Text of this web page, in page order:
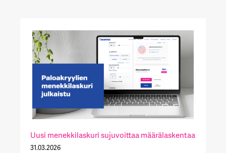
Uusi menekkilaskuri sujuvoittaa määrälaskentaa
31.03.2026